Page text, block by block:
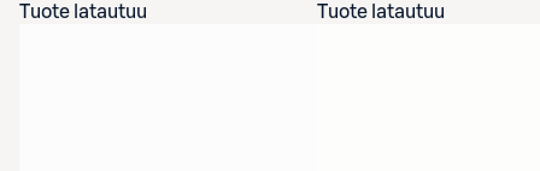
Tuote latautuu
Tuote latautuu